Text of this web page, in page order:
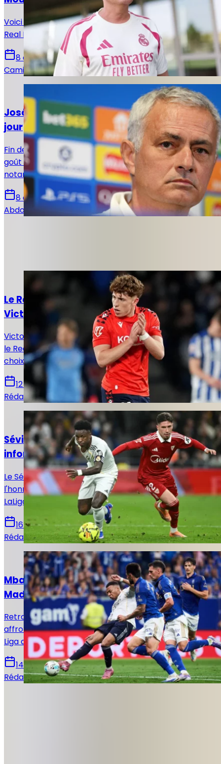
Voici la composition officielle qu’a décidé d’aligner le
Real Madrid de José Mourinho face à Ferencvaros.
8 août 2026
Camille Santos
José Mourinho remet la rigueur au goût du
jour
Fin de certaines libertés ! José Mourinho remet au
goût du jour la rigueur dans certains aspects,
notamment hors des terrains afin d'unifier le vestaire.
8 août 2026
Abdou Diallo
Le Real Madrid face à un dilemme pour
Victor Muñoz
Victor Muñoz attire les regards en Navarre, tandis que
le Real Madrid prépare un possible rapatriement, un
choix qui pourrait remodeler l’offensive madrilène.
12 juin 2026
Rédaction Le Journal du Real
Actualités
Séville - Real Madrid : Horaire, chaînes et
informations sur le match !
Le Séville FC reçoit ce dimanche le Real Madrid en
l'honneur de la 37e et avant-dernière journée de
LaLiga. Voici toutes les infos pour suivre la rencontre.
16 mai 2026
Rédaction Le Journal du Real
Actualités
Mbappé sur le banc : le XI titulaire du Real
Madrid face au Real Oviedo !
Retrouvez la composition officielle du Real Madrid pour
affronter le Real Oviedo en vue de la 36e journée de
Liga avec notamment le retour de Mbappé.
14 mai 2026
Rédaction Le Journal du Real